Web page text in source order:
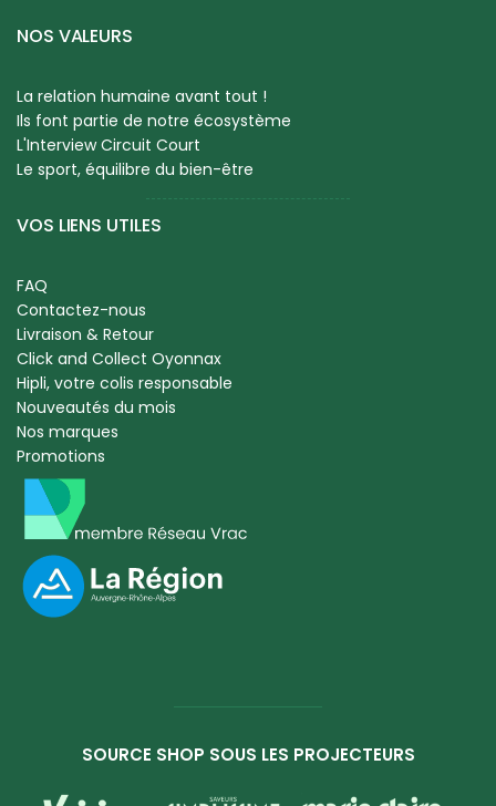
NOS VALEURS
La relation humaine avant tout !
Ils font partie de notre écosystème
L'Interview Circuit Court
Le sport, équilibre du bien-être
VOS LIENS UTILES
FAQ
Contactez-nous
Livraison & Retour
Click and Collect Oyonnax
Hipli, votre colis responsable
Nouveautés du mois
Nos marques
Promotions
SOURCE SHOP SOUS LES PROJECTEURS